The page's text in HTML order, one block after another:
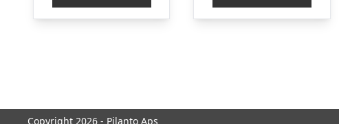
Copyright 2026 - Pilanto Aps